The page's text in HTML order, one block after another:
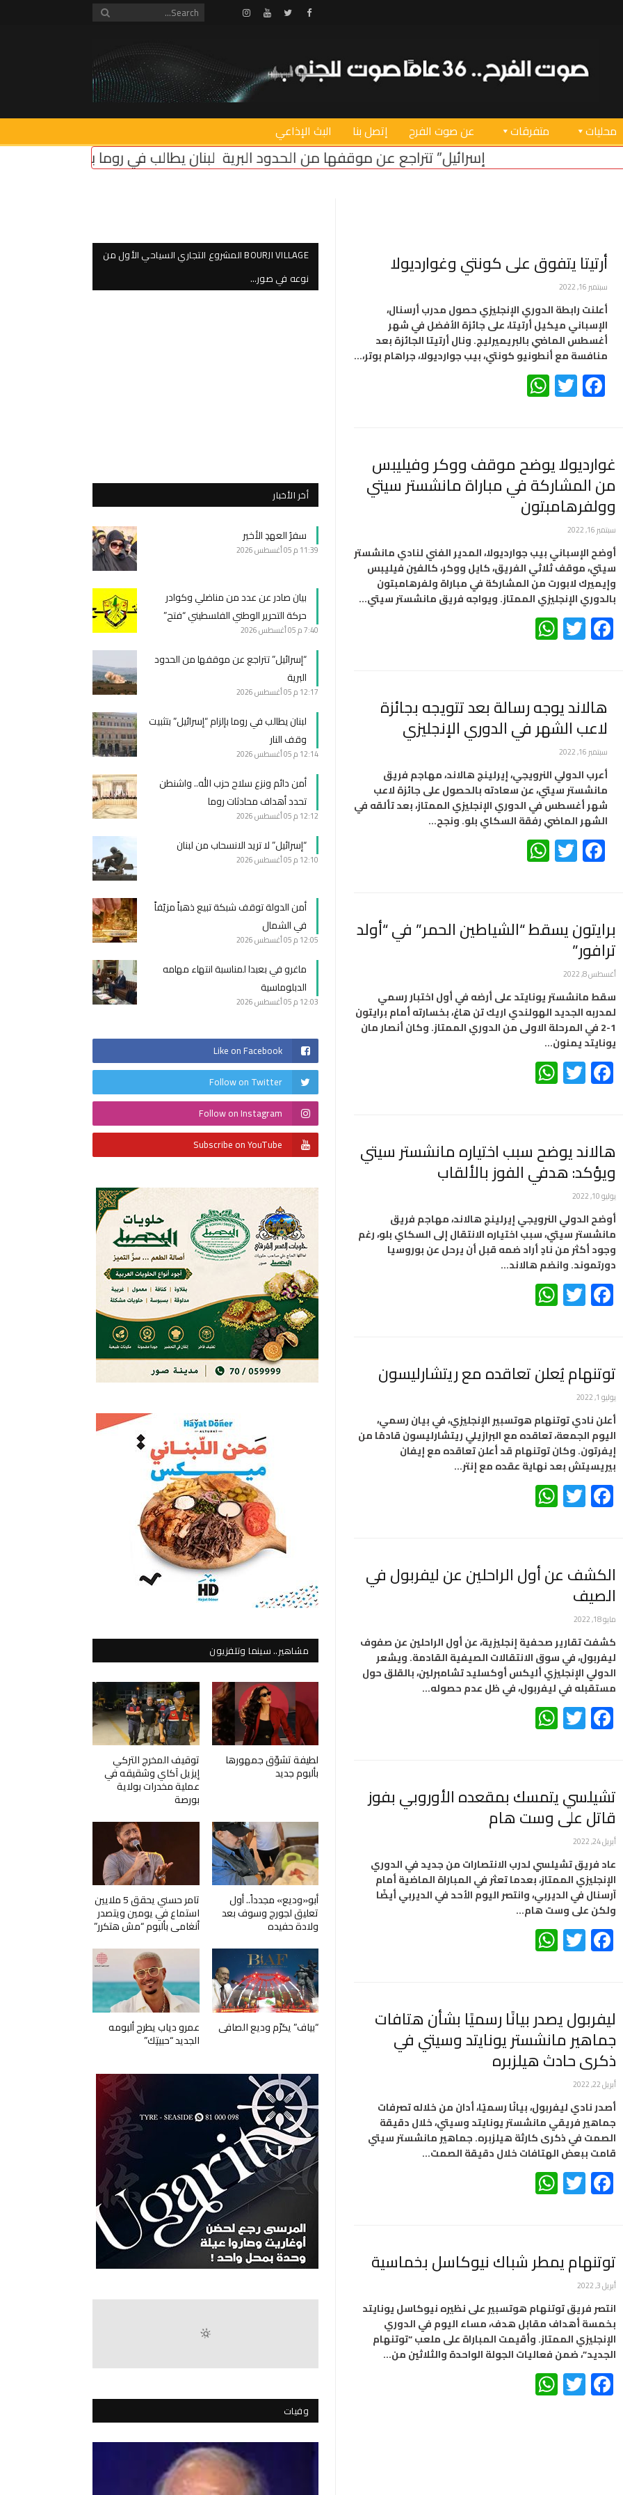
Facebook
Twitter
Youtube
Instagram
محليات متفرقات عن صوت الفرح إتصل بنا البث الإذاعي
“إسرائيل” تتراجع عن موقفها من الحدود البرية لبنان يطالب في روما بإلزام “إسرائيل” بتثبيت وقف النار
أرتيتا يتفوق على كونتي وغوارديولا
سبتمبر 16, 2022
أعلنت رابطة الدوري الإنجليزي حصول مدرب أرسنال،
الإسباني ميكيل أرتيتا، على جائزة الأفضل في شهر
أغسطس الماضي بالبريميرليج. ونال أرتيتا الجائزة بعد
منافسة مع أنطونيو كونتي، بيب جوارديولا، جراهام بوتر،…
Facebook
Twitter
غوارديولا يوضح موقف ووكر وفيليبس
من المشاركة في مباراة مانشستر سيتي
وولفرهامبتون
سبتمبر 16, 2022
أوضح الإسباني بيب جوارديولا، المدير الفني لنادي مانشستر
سيتي، موقف ثلاثي الفريق، كايل ووكر، كالفين فيليبس
وإيميرك لابورت من المشاركة في مباراة ولفرهامبتون
بالدوري الإنجليزي الممتاز. ويواجه فريق مانشستر سيتي…
Facebook
Twitter
هالاند يوجه رسالة بعد تتويجه بجائزة
لاعب الشهر في الدوري الإنجليزي
سبتمبر 16, 2022
أعرب الدولي النرويجي، إيرلينج هالاند، مهاجم فريق
مانشستر سيتي، عن سعادته بالحصول على جائزة لاعب
شهر أغسطس في الدوري الإنجليزي الممتاز، بعد تألقه في
الشهر الماضي رفقة السكاي بلو. ونجح…
Facebook
Twitter
برايتون يسقط “الشياطين الحمر” في “أولد
ترافور”
أغسطس 8, 2022
سقط مانشستر يونايتد على أرضه في أول اختبار رسمي
لمدربه الجديد الهولندي اريك تن هاغ، بخسارته أمام برايتون
1-2 في المرحلة الاولى من الدوري الممتاز. وكان أنصار مان
يونايتد يمنون…
Facebook
Twitter
هالاند يوضح سبب اختياره مانشستر سيتي
ويؤكد: هدفي الفوز بالألقاب
يوليو 10, 2022
أوضح الدولي النرويجي إيرلينج هالاند، مهاجم فريق
مانشستر سيتي، سبب اختياره الانتقال إلى السكاي بلو، رغم
وجود أكثر من نادٍ أراد ضمه قبل أن يرحل عن بوروسيا
دورتموند. وانضم هالاند…
Facebook
Twitter
توتنهام يُعلن تعاقده مع ريتشارليسون
يوليو 1, 2022
أعلن نادي توتنهام هوتسبير الإنجليزي، في بيان رسمي،
اليوم الجمعة، تعاقده مع البرازيلي ريتشارليسون قادمًا من
إيفرتون. وكان توتنهام قد أعلن تعاقده مع إيفان
بيريسيتش بعد نهاية عقده مع إنتر…
Facebook
Twitter
الكشف عن أول الراحلين عن ليفربول في
الصيف
مايو 18, 2022
كشفت تقارير صحفية إنجليزية، عن أول الراحلين عن صفوف
ليفربول، في سوق الانتقالات الصيفية القادمة. ويشعر
الدولي الإنجليزي أليكس أوكسليد تشامبرلين، بالقلق حول
مستقبله في ليفربول، في ظل عدم حصوله…
Facebook
Twitter
تشيلسي يتمسك بمقعده الأوروبي بفوز
قاتل على وست هام
أبريل 24, 2022
عاد فريق تشيلسي لدرب الانتصارات من جديد في الدوري
الإنجليزي الممتاز، بعدما تعثر في المباراة الماضية أمام
آرسنال في الديربي، وانتصر اليوم الأحد في الديربي أيضًا
ولكن على وست هام…
Facebook
Twitter
ليفربول يصدر بيانًا رسميًا بشأن هتافات
جماهير مانشستر يونايتد وسيتي في
ذكرى حادث هيلزبره
أبريل 22, 2022
أصدر نادي ليفربول، بيانًا رسميًا، أدان من خلاله تصرفات
جماهير فريقي مانشستر يونايتد وسيتي، خلال دقيقة
الصمت في ذكرى كارثة هيلزبره. جماهير مانشستر سيتي
قامت ببعض الهتافات خلال دقيقة الصمت…
Facebook
Twitter
توتنهام يمطر شباك نيوكاسل بخماسية
أبريل 3, 2022
انتصر فريق توتنهام هوتسبير على نظيره نيوكاسل يونايتد
بخمسة أهداف مقابل هدف، مساء اليوم في الدوري
الإنجليزي الممتاز. وأقيمت المباراة على ملعب “توتنهام
الجديد”، ضمن فعاليات الجولة الواحدة والثلاثين من…
Facebook
Twitter
BOURJI VILLAGE المشروع التجاري السياحي الأول من
نوعه في صور…
أخر الأخبار
سفرُ العهدِ الأخير
11:39 م 05 أغسطس 2026
بيان صادر عن عدد من مناضلي وكوادر
حركة التحرير الوطني الفلسطيني “فتح”
7:40 م 05 أغسطس 2026
“إسرائيل” تتراجع عن موقفها من الحدود
البرية
12:17 م 05 أغسطس 2026
لبنان يطالب في روما بإلزام “إسرائيل” بتثبيت
وقف النار
12:14 م 05 أغسطس 2026
أمن دائم ونزع سلاح حزب الله.. واشنطن
تحدد أهداف محادثات روما
12:12 م 05 أغسطس 2026
“إسرائيل” لا تريد الانسحاب من لبنان
12:10 م 05 أغسطس 2026
أمن الدولة توقف شبكة تبيع ذهباً مزيّفاً
في الشمال
12:05 م 05 أغسطس 2026
ماغرو في بعبدا لمناسبة انتهاء مهامه
الدبلوماسية
12:03 م 05 أغسطس 2026
Like on Facebook
Follow on Twitter
Follow on Instagram
Subscribe on YouTube
مشاهير.. سينما وتلفزيون
لطيفة تشوّق جمهورها
بألبوم جديد
توقيف المخرج التركي
إيزيل آكاي وشقيقه في
عملية مخدرات بولاية
بورصة
أبو«وديع» مجدداً.. أول
تعليق لجورج وسوف بعد
ولادة حفيده
تامر حسني يحقق 5 ملايين
استماع في يومين ويتصدر
أنغامي بألبوم “مش هتكرر”
“بياف” يكرّم وديع الصافي عمرو دياب يطرح ألبومه
الجديد “حبيتِك”
وفيات